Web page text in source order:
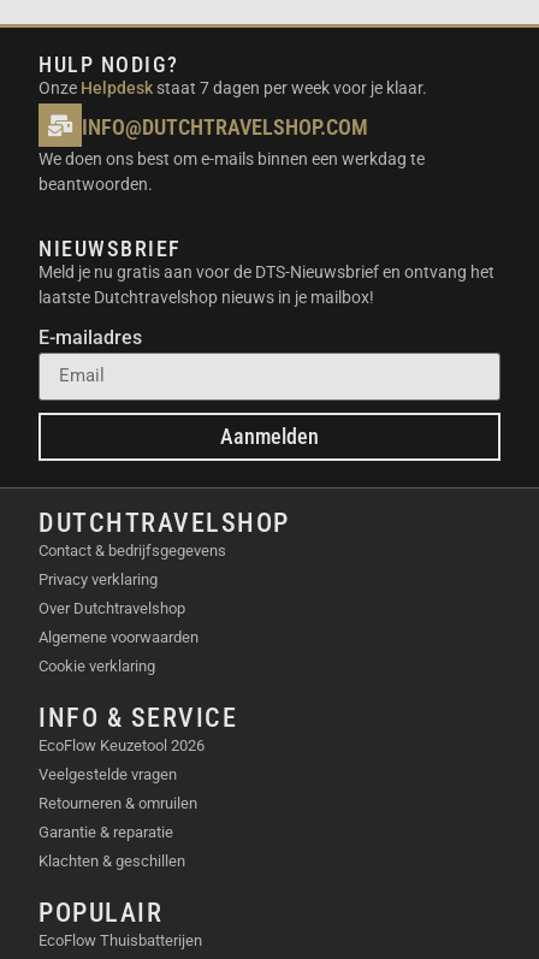
HULP NODIG?
Onze Helpdesk staat 7 dagen per week voor je klaar.
INFO@DUTCHTRAVELSHOP.COM
We doen ons best om e-mails binnen een werkdag te
beantwoorden.
NIEUWSBRIEF
Meld je nu gratis aan voor de DTS-Nieuwsbrief en ontvang het
laatste Dutchtravelshop nieuws in je mailbox!
E-mailadres
Aanmelden
DUTCHTRAVELSHOP
Contact & bedrijfsgegevens
Privacy verklaring
Over Dutchtravelshop
Algemene voorwaarden
Cookie verklaring
INFO & SERVICE
EcoFlow Keuzetool 2026
Veelgestelde vragen
Retourneren & omruilen
Garantie & reparatie
Klachten & geschillen
POPULAIR
EcoFlow Thuisbatterijen